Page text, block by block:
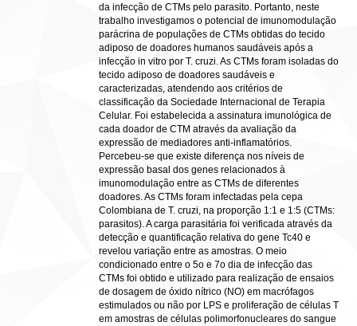
da infecção de CTMs pelo parasito. Portanto, neste
trabalho investigamos o potencial de imunomodulação
parácrina de populações de CTMs obtidas do tecido
adiposo de doadores humanos saudáveis após a
infecção in vitro por T. cruzi. As CTMs foram isoladas do
tecido adiposo de doadores saudáveis e
caracterizadas, atendendo aos critérios de
classificação da Sociedade Internacional de Terapia
Celular. Foi estabelecida a assinatura imunológica de
cada doador de CTM através da avaliação da
expressão de mediadores anti-inflamatórios.
Percebeu-se que existe diferença nos níveis de
expressão basal dos genes relacionados à
imunomodulação entre as CTMs de diferentes
doadores. As CTMs foram infectadas pela cepa
Colombiana de T. cruzi, na proporção 1:1 e 1:5 (CTMs:
parasitos). A carga parasitária foi verificada através da
detecção e quantificação relativa do gene Tc40 e
revelou variação entre as amostras. O meio
condicionado entre o 5o e 7o dia de infecção das
CTMs foi obtido e utilizado para realização de ensaios
de dosagem de óxido nítrico (NO) em macrófagos
estimulados ou não por LPS e proliferação de células T
em amostras de células polimorfonucleares do sangue